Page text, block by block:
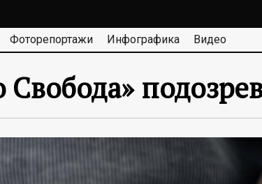
Фоторепортажи Инфографика Видео